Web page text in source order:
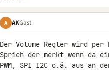
A AKGast
Der Volume Regler wird
Sprich der merkt wenn da
PWM, SPI I2C o.ä. aus an